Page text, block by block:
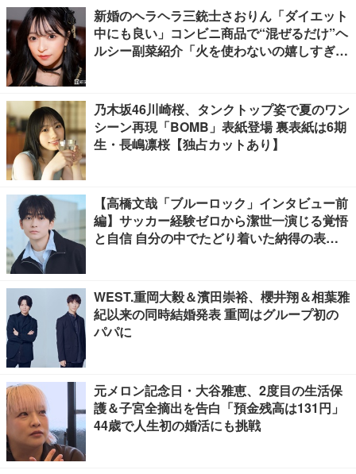
新婚のヘラヘラ三銃士さおりん「ダイエット
中にも良い」コンビニ商品で“混ぜるだけ”ヘ
ルシー副菜紹介「火を使わないの嬉しすぎ
乃木坂46川崎桜、タンクトップ姿で夏のワン
シーン再現「BOMB」表紙登場 裏表紙は6期
生・長嶋凛桜【独占カットあり】
【高橋文哉「ブルーロック」インタビュー前
編】サッカー経験ゼロから潔世一演じる覚悟
と自信 自分の中でたどり着いた納得の表現
WEST.重岡大毅＆濱田崇裕、櫻井翔＆相葉雅
紀以来の同時結婚発表 重岡はグループ初の
パパに
元メロン記念日・大谷雅恵、2度目の生活保
護＆子宮全摘出を告白「預金残高は131円」
44歳で人生初の婚活にも挑戦